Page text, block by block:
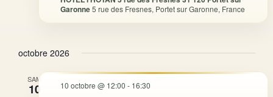
Garonne5 rue des Fresnes, Portet sur Garonne, France
octobre 2026
SAM
10 10 octobre @ 12:00 - 16:30